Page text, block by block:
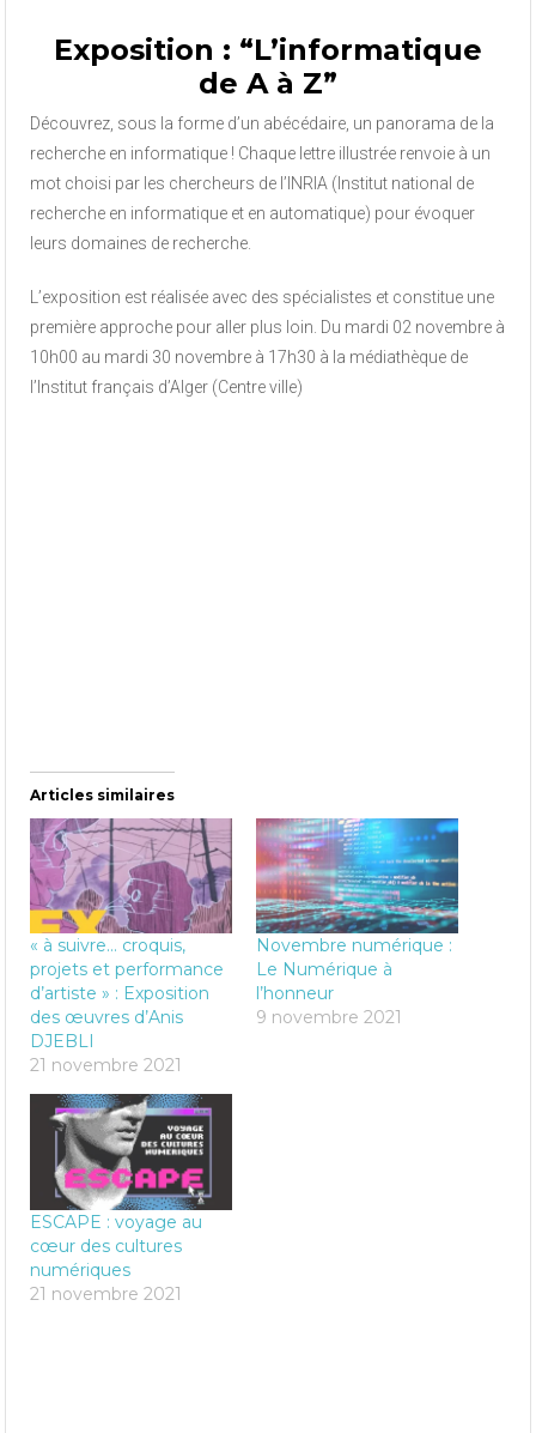
Exposition : “L’informatique
de A à Z”
Découvrez, sous la forme d’un abécédaire, un panorama de la
recherche en informatique ! Chaque lettre illustrée renvoie à un
mot choisi par les chercheurs de l’INRIA (Institut national de
recherche en informatique et en automatique) pour évoquer
leurs domaines de recherche.
L’exposition est réalisée avec des spécialistes et constitue une
première approche pour aller plus loin. Du mardi 02 novembre à
10h00 au mardi 30 novembre à 17h30 à la médiathèque de
l’Institut français d’Alger (Centre ville)
Articles similaires
« à suivre… croquis,
projets et performance
d’artiste » : Exposition
des œuvres d’Anis
DJEBLI
21 novembre 2021
Novembre numérique :
Le Numérique à
l’honneur
9 novembre 2021
ESCAPE : voyage au
cœur des cultures
numériques
21 novembre 2021